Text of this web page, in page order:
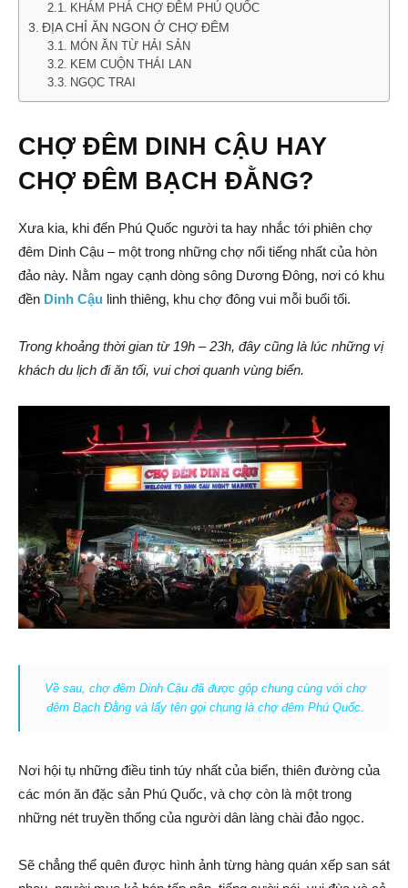
KHÁM PHÁ CHỢ ĐÊM PHÚ QUỐC
ĐỊA CHỈ ĂN NGON Ở CHỢ ĐÊM
MÓN ĂN TỪ HẢI SẢN
KEM CUỘN THÁI LAN
NGỌC TRAI
CHỢ ĐÊM DINH CẬU HAY
CHỢ ĐÊM BẠCH ĐẰNG?
Xưa kia, khi đến Phú Quốc người ta hay nhắc tới phiên chợ
đêm Dinh Cậu – một trong những chợ nổi tiếng nhất của hòn
đảo này. Nằm ngay cạnh dòng sông Dương Đông, nơi có khu
đền Dinh Cậu linh thiêng, khu chợ đông vui mỗi buổi tối.
Trong khoảng thời gian từ 19h – 23h, đây cũng là lúc những vị
khách du lịch đi ăn tối, vui chơi quanh vùng biển.
Về sau, chợ đêm Dinh Cậu đã được gộp chung cùng với chợ
đêm Bạch Đằng và lấy tên gọi chung là chợ đêm Phú Quốc.
Nơi hội tụ những điều tinh túy nhất của biển, thiên đường của
các món ăn đặc sản Phú Quốc, và chợ còn là một trong
những nét truyền thống của người dân làng chài đảo ngọc.
Sẽ chẳng thể quên được hình ảnh từng hàng quán xếp san sát